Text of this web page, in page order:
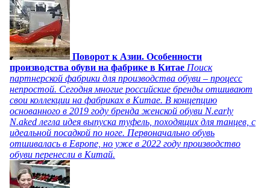
Поворот к Азии. Особенности
производства обуви на фабрике в Китае Поиск
партнерской фабрики для производства обуви – процесс
непростой. Сегодня многие российские бренды отшивают
свои коллекции на фабриках в Китае. В концепцию
основанного в 2019 году бренда женской обуви N.early
N.aked легла идея выпуска туфель, походящих для танцев, с
идеальной посадкой по ноге. Первоначально обувь
отшивалась в Европе, но уже в 2022 году производство
обуви перенесли в Китай.